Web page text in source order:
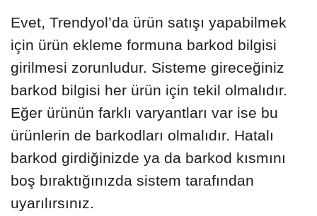
Evet, Trendyol’da ürün satışı yapabilmek
için ürün ekleme formuna barkod bilgisi
girilmesi zorunludur. Sisteme gireceğiniz
barkod bilgisi her ürün için tekil olmalıdır.
Eğer ürünün farklı varyantları var ise bu
ürünlerin de barkodları olmalıdır. Hatalı
barkod girdiğinizde ya da barkod kısmını
boş bıraktığınızda sistem tarafından
uyarılırsınız.